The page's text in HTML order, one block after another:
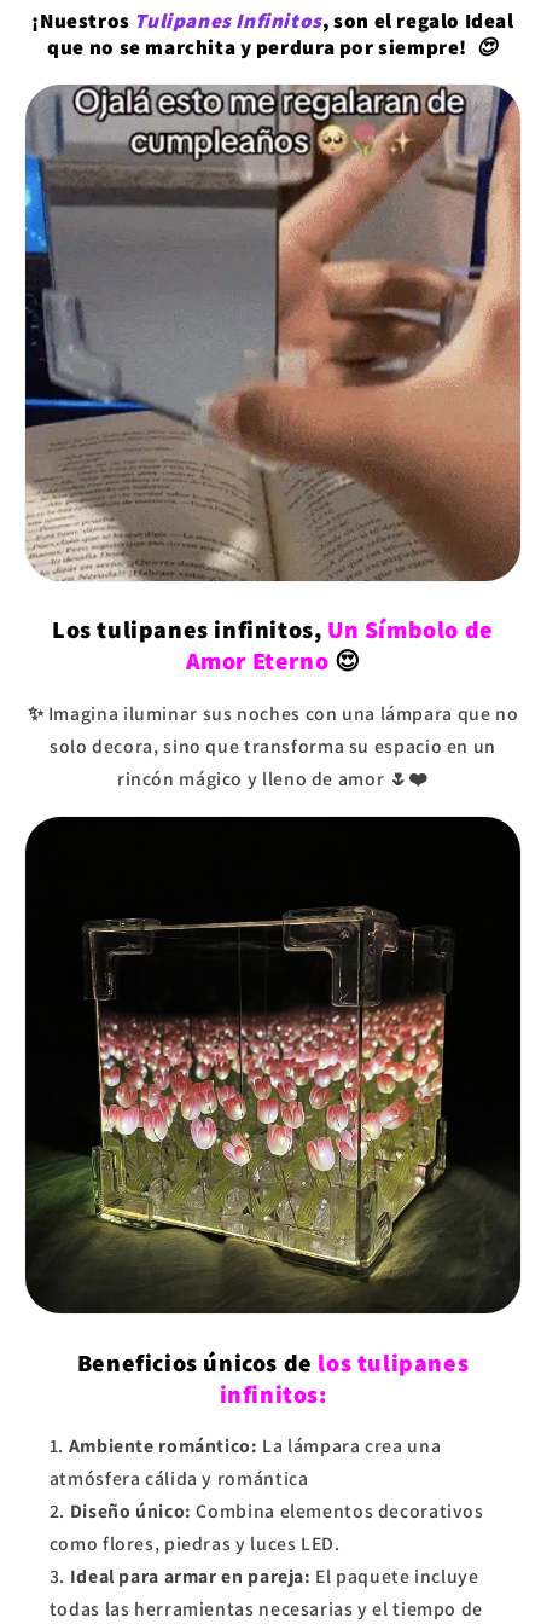
¡Nuestros Tulipanes Infinitos,son el regalo Ideal
que no se marchita y perdura por siempre! 😍
Los tulipanes infinitos, Un Símbolo de
Amor Eterno 😍
✨ Imagina iluminar sus noches con una lámpara que no
solo decora, sino que transforma su espacio en un
rincón mágico y lleno de amor 🌷❤️
Beneficios únicos de los tulipanes
infinitos:
Ambiente romántico: La lámpara crea una
atmósfera cálida y romántica
Diseño único: Combina elementos decorativos
como flores, piedras y luces LED.
Ideal para armar en pareja: El paquete incluye
todas las herramientas necesarias y el tiempo de